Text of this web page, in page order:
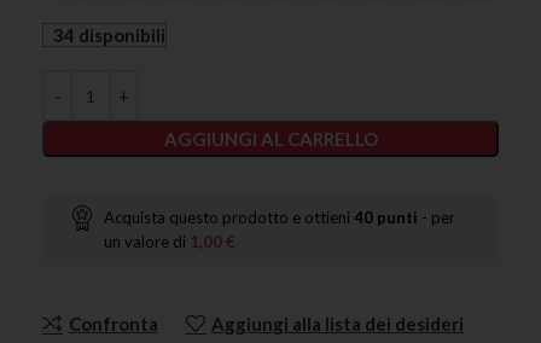
34 disponibili
AGGIUNGI AL CARRELLO
Acquista questo prodotto e ottieni 40 punti - per
un valore di 1,00€
Confronta Aggiungi alla lista dei desideri